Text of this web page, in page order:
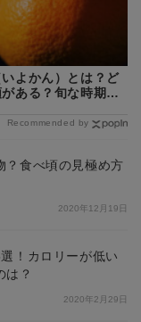
よかん）とは？ど
ある？旬な時期や
Recommended by
？食べ頃の見極め方
2020年12月19日
！カロリーが低い
は？
2020年2月29日